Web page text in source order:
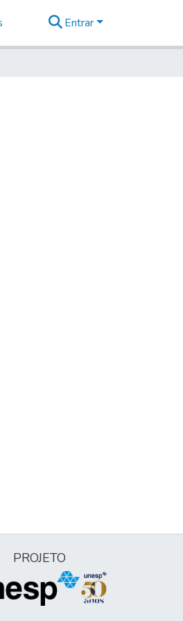
Entrar
PROJETO